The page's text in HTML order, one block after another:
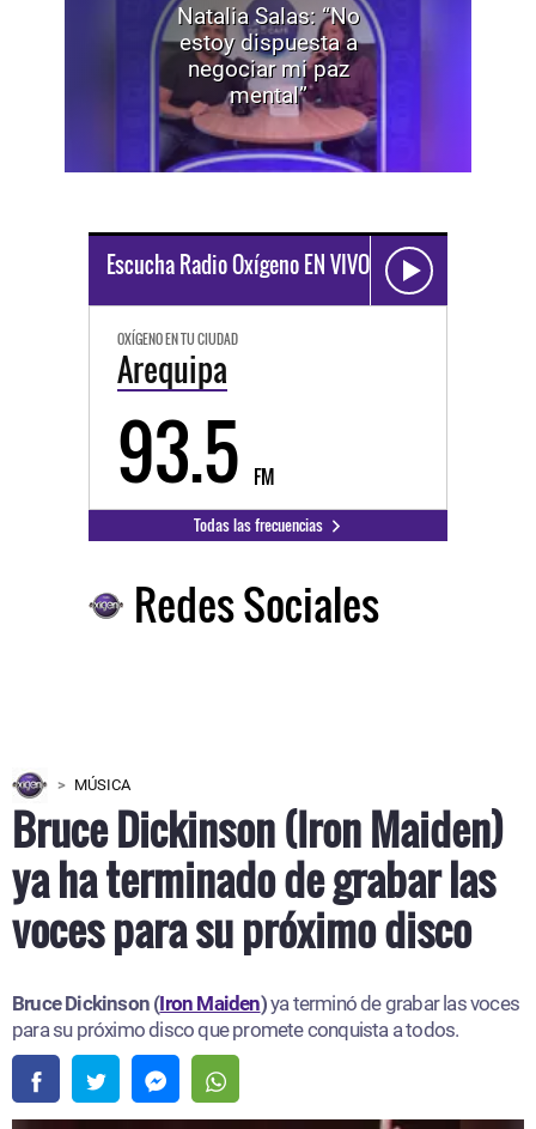
Natalia Salas: “No
estoy dispuesta a
negociar mi paz
mental”
Escucha Radio Oxígeno EN VIVO
OXÍGENO EN TU CIUDAD
Arequipa
93.5 FM
Todas las frecuencias
Redes Sociales
MÚSICA
Bruce Dickinson (Iron Maiden)
ya ha terminado de grabar las
voces para su próximo disco
Bruce Dickinson (Iron Maiden)ya terminó de grabar las voces
para su próximo disco que promete conquista a todos.